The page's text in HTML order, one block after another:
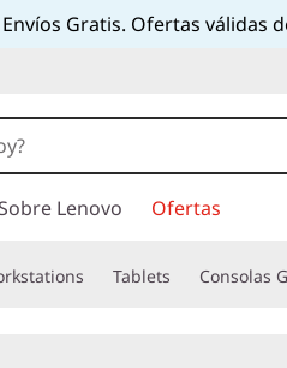
Envíos Gratis. Ofertas válidas
Lenovo Ofertas
Tablets Consolas